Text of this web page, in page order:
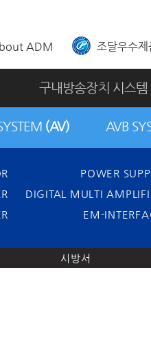
ADM 조달우수제
구내방송장치 시스템
(AV) AVB
POWER
DIGITAL MULTI
EM-
시방서